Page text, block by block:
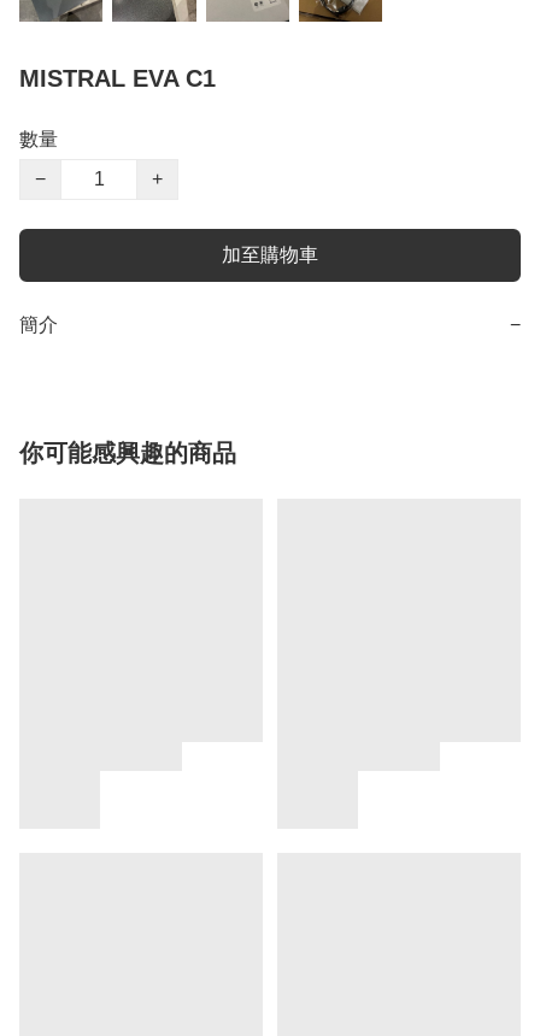
MISTRAL EVA C1
數量
−
+
加至購物車
簡介 −
你可能感興趣的商品